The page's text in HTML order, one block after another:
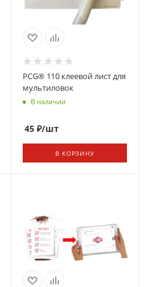
PCG® 110 клеевой лист для
мультиловок
В наличии
45 ₽/шт
В КОРЗИНУ